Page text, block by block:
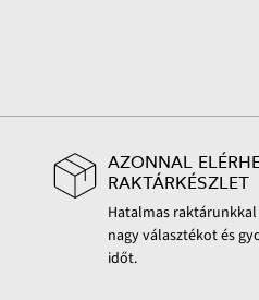
AZONNAL
RAKTÁRKÉSZLET
Hatalmas
nagy választékot és
időt.